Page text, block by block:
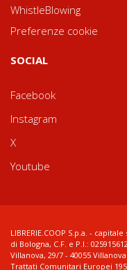
WhistleBlowing
Preferenze cookie
SOCIAL
Facebook
Instagram
X
Youtube
LIBRERIE.COOP S.p.a. -
di Bologna, C.F. e P.I.:
Villanova, 29/7 - 40055 Villanova
Trattati Comunitari Europei